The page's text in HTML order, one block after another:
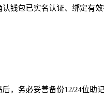
钱包已实名认证、绑定有
，务必妥善备份12/24位助